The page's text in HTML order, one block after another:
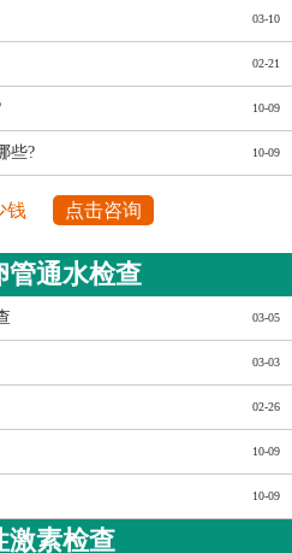
03-10
02-21
10-09
10-09
些?
钱 点击咨询
管通水检查
03-05
03-03
02-26
10-09
10-09
激素检查